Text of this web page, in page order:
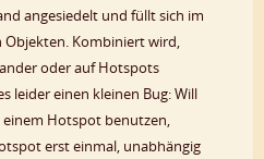
angesiedelt und füllt sich im
Objekten. Kombiniert wird,
oder auf Hotspots
leider einen kleinen Bug: Will
Hotspot benutzen,
erst einmal, unabhängig